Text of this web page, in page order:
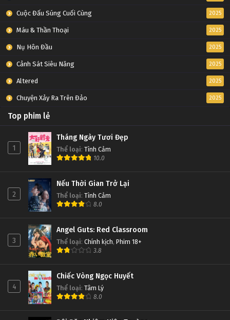
Cuộc Đấu Súng Cuối Cùng 2025
Máu & Thần Thoại 2025
Nụ Hôn Đầu 2025
Cảnh Sát Siêu Năng 2025
Altered 2025
Chuyện Xảy Ra Trên Đảo 2025
Top phim lẻ
1
Tháng Ngày Tươi Đẹp
Thể loại: Tình Cảm
10.0
2
Nếu Thời Gian Trở Lại
Thể loại: Tình Cảm
8.0
3
Angel Guts: Red Classroom
Thể loại: Chính kịch, Phim 18+
3.8
4
Chiếc Vòng Ngọc Huyết
Thể loại: Tâm Lý
8.0